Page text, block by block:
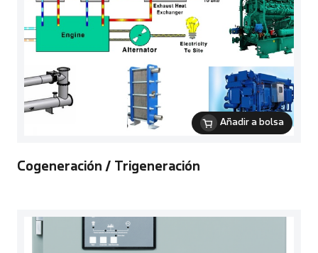
Añadir a bolsa
Cogeneración / Trigeneración